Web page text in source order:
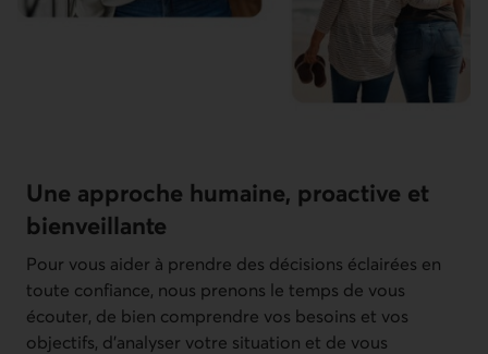
Une approche humaine, proactive et
bienveillante
Pour vous aider à prendre des décisions éclairées en
toute confiance, nous prenons le temps de vous
écouter, de bien comprendre vos besoins et vos
objectifs, d’analyser votre situation et de vous